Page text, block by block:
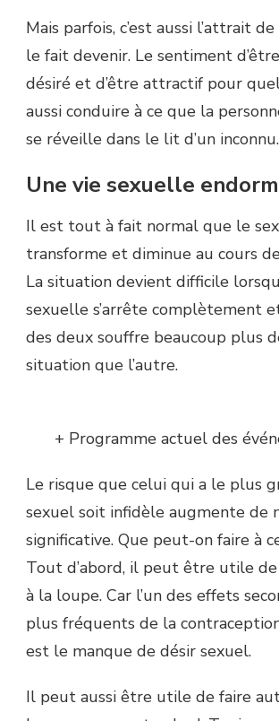
Mais parfois, c’est aussi l’attrait
le fait devenir. Le sentiment
désiré et d’être attractif pour
aussi conduire à ce que la
se réveille dans le lit d’un inconnu.
Une vie sexuelle
Il est tout à fait normal que le
transforme et diminue au cours
La situation devient difficile
sexuelle s’arrête complètement
des deux souffre beaucoup plus
situation que l’autre.
+ Programme actuel des
Le risque que celui qui a le plus
sexuel soit infidèle augmente de
significative. Que peut-on faire à
Tout d’abord, il peut être utile
à la loupe. Car l’un des effets
plus fréquents de la
est le manque de désir sexuel.
Il peut aussi être utile de faire